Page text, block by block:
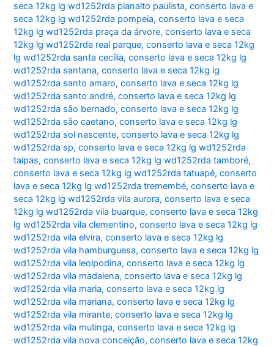
seca 12kg lg wd1252rda planalto paulista,conserto lava e
seca 12kg lg wd1252rda pompeia,conserto lava e seca
12kg lg wd1252rda praça da árvore,conserto lava e seca
12kg lg wd1252rda real parque,conserto lava e seca 12kg
lg wd1252rda santa cecília,conserto lava e seca 12kg lg
wd1252rda santana,conserto lava e seca 12kg lg
wd1252rda santo amaro,conserto lava e seca 12kg lg
wd1252rda santo andré,conserto lava e seca 12kg lg
wd1252rda são bernado,conserto lava e seca 12kg lg
wd1252rda são caetano,conserto lava e seca 12kg lg
wd1252rda sol nascente,conserto lava e seca 12kg lg
wd1252rda sp,conserto lava e seca 12kg lg wd1252rda
taipas,conserto lava e seca 12kg lg wd1252rda tamboré,
conserto lava e seca 12kg lg wd1252rda tatuapé,conserto
lava e seca 12kg lg wd1252rda tremembé,conserto lava e
seca 12kg lg wd1252rda vila aurora,conserto lava e seca
12kg lg wd1252rda vila buarque,conserto lava e seca 12kg
lg wd1252rda vila clementino,conserto lava e seca 12kg lg
wd1252rda vila elvira,conserto lava e seca 12kg lg
wd1252rda vila hamburguesa,conserto lava e seca 12kg lg
wd1252rda vila leolpodina,conserto lava e seca 12kg lg
wd1252rda vila madalena,conserto lava e seca 12kg lg
wd1252rda vila maria,conserto lava e seca 12kg lg
wd1252rda vila mariana,conserto lava e seca 12kg lg
wd1252rda vila mirante,conserto lava e seca 12kg lg
wd1252rda vila mutinga,conserto lava e seca 12kg lg
wd1252rda vila nova conceição,conserto lava e seca 12kg